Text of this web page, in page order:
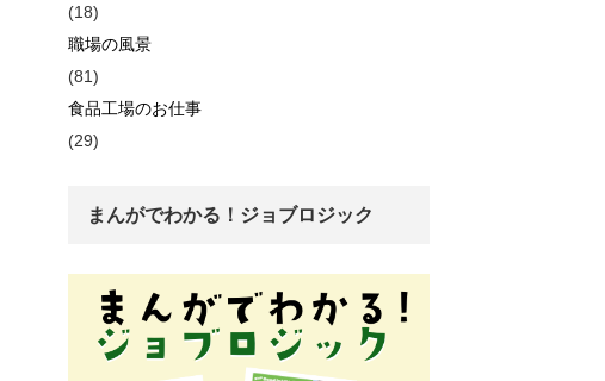
(18)
職場の風景
(81)
食品工場のお仕事
(29)
まんがでわかる！ジョブロジック